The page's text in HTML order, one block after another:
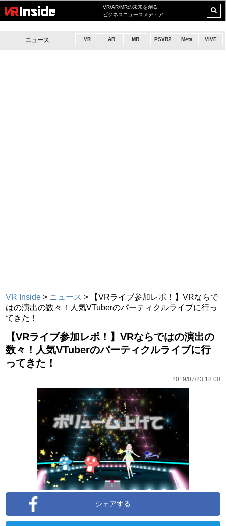
VR/AR/MRの未来を創る
ビジネスニュースメディア
ニュース VR AR MR PSVR2 Meta VIVE
VR Inside > ニュース >
【VRライブ参加レポ！】VRならで
はの演出の数々！人気VTuberのパーティクルライブに行っ
てきた！
【VRライブ参加レポ！】VRならではの演出の
数々！人気VTuberのパーティクルライブに行
ってきた！
2019/07/23 18:00
シェアする